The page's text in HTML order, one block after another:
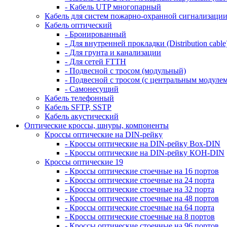
- Кабель UTP многопарный
Кабель для систем пожарно-охранной сигнализации
Кабель оптический
- Бронированный
- Для внутренней прокладки (Distribution
- Для грунта и канализации
- Для сетей FTTH
- Подвесной с тросом (модульный)
- Подвесной с тросом (с центральным
- Самонесущий
Кабель телефонный
Кабель SFTP, SSTP
Кабель акустический
Оптические кроссы, шнуры, компоненты
Кроссы оптические на DIN-рейку
- Кроссы оптические на DIN-рейку Box-DIN
- Кроссы оптические на DIN-рейку КОН-DIN
Кроссы оптические 19
- Кроссы оптические стоечные на 16 портов
- Кроссы оптические стоечные на 24 порта
- Кроссы оптические стоечные на 32 порта
- Кроссы оптические стоечные на 48 портов
- Кроссы оптические стоечные на 64 порта
- Кроссы оптические стоечные на 8 портов